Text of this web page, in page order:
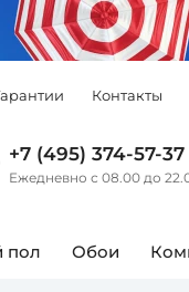
Контакты
+7 (495) 374-57-37
Ежедневно с 08.00 до
пол Обои